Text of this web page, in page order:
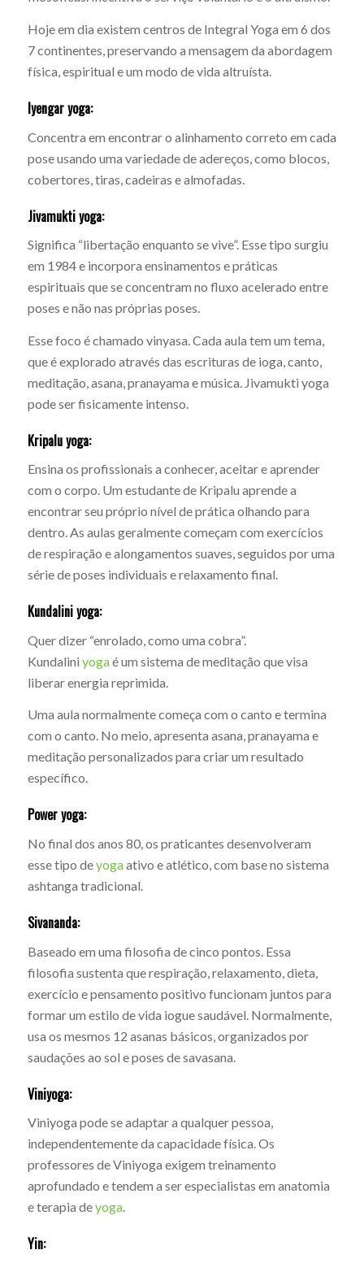
Hoje em dia existem centros de Integral Yoga em 6 dos
7 continentes, preservando a mensagem da abordagem
física, espiritual e um modo de vida altruísta.
Iyengar yoga:
Concentra em encontrar o alinhamento correto em cada
pose usando uma variedade de adereços, como blocos,
cobertores, tiras, cadeiras e almofadas.
Jivamukti yoga:
Significa “libertação enquanto se vive”. Esse tipo surgiu
em 1984 e incorpora ensinamentos e práticas
espirituais que se concentram no fluxo acelerado entre
poses e não nas próprias poses.
Esse foco é chamado vinyasa. Cada aula tem um tema,
que é explorado através das escrituras de ioga, canto,
meditação, asana, pranayama e música. Jivamukti yoga
pode ser fisicamente intenso.
Kripalu yoga:
Ensina os profissionais a conhecer, aceitar e aprender
com o corpo. Um estudante de Kripalu aprende a
encontrar seu próprio nível de prática olhando para
dentro. As aulas geralmente começam com exercícios
de respiração e alongamentos suaves, seguidos por uma
série de poses individuais e relaxamento final.
Kundalini yoga:
Quer dizer “enrolado, como uma cobra”.
Kundalini yogaé um sistema de meditação que visa
liberar energia reprimida.
Uma aula normalmente começa com o canto e termina
com o canto. No meio, apresenta asana, pranayama e
meditação personalizados para criar um resultado
específico.
Power yoga:
No final dos anos 80, os praticantes desenvolveram
esse tipo deyogaativo e atlético, com base no sistema
ashtanga tradicional.
Sivananda:
Baseado em uma filosofia de cinco pontos. Essa
filosofia sustenta que respiração, relaxamento, dieta,
exercício e pensamento positivo funcionam juntos para
formar um estilo de vida iogue saudável. Normalmente,
usa os mesmos 12 asanas básicos, organizados por
saudações ao sol e poses de savasana.
Viniyoga:
Viniyoga pode se adaptar a qualquer pessoa,
independentemente da capacidade física. Os
professores de Viniyoga exigem treinamento
aprofundado e tendem a ser especialistas em anatomia
e terapia deyoga.
Yin: